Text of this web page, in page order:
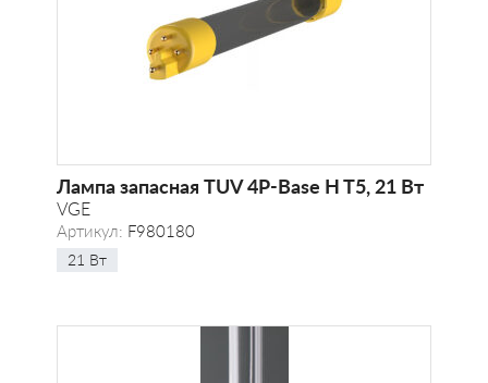
Лампа запасная TUV 4P-Base H T5, 21 Вт
VGE
Артикул: F980180
21 Вт